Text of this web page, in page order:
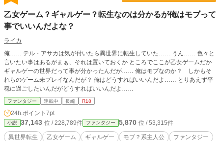
乙女ゲーム？ギャルゲー？転生なのは分かるが俺はモブって
事でいいんだよな？
ライカ
俺…… テル・アサカは気が付いたら異世界に転生していた…… うん…… 色々と
言いたい事はあるがまぁ、それは置いておくか ところでここが乙女ゲームだか
ギャルゲーの世界だって事が分かったんだが…… 俺はモブなのか？ しかもそ
れらのゲーム未プレイなんだが？ 俺はどうすればいいんだよ…… とりあえず平
穏に過ごしたいんだがどうすればいいんだよ……
ファンタジー 連載中 長編 R18
24h.ポイント 7pt
小説 37,143 位 / 228,789件 ファンタジー 5,870 位 / 53,315件
異世界転生 乙女ゲーム ギャルゲー モブ？系主人公 ファンタジー